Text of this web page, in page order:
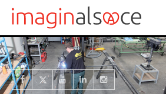
Aller au contenu principal
Panneau de gestion des cookies